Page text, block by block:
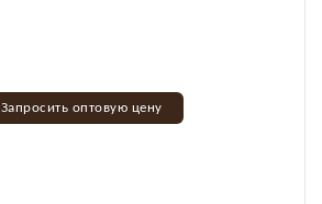
Запросить оптовую цену